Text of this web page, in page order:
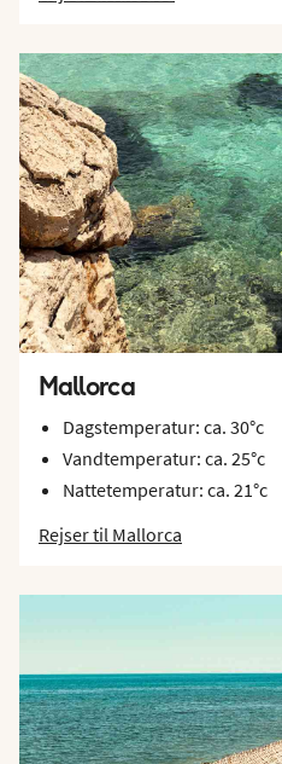
Mallorca
Dagstemperatur: ca. 30°c
Vandtemperatur: ca. 25°c
Nattetemperatur: ca. 21°c
Rejser til Mallorca